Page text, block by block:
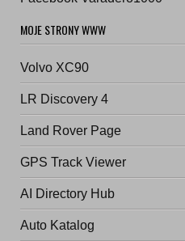
MOJE STRONY WWW
Volvo XC90
LR Discovery 4
Land Rover Page
GPS Track Viewer
AI Directory Hub
Auto Katalog